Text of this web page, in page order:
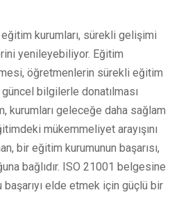
kurumları, sürekli gelişimi
yenileyebiliyor. Eğitim
öğretmenlerin sürekli eğitim
bilgilerle donatılması
kurumları geleceğe daha sağlam
mükemmeliyet arayışını
bir eğitim kurumunun başarısı,
bağlıdır. ISO 21001 belgesine
başarıyı elde etmek için güçlü bir